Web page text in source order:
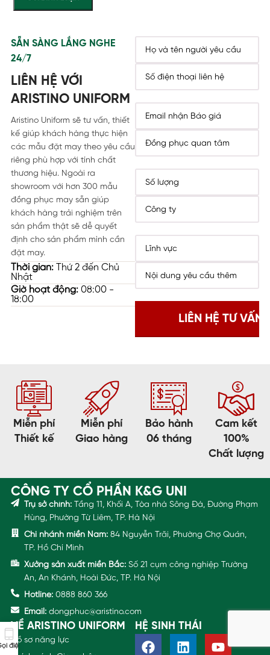
SẴN SÀNG LẮNG NGHE
24/7
LIÊN HỆ VỚI
ARISTINO UNIFORM
Aristino Uniform sẽ tư vấn, thiết
kế giúp khách hàng thực hiện
các mẫu đặt may theo yêu cầu
riêng phù hợp với tính chất
thương hiệu. Ngoài ra
showroom với hơn 300 mẫu
đồng phục may sẵn giúp
khách hàng trải nghiệm trên
sản phẩm thật sẽ dễ quyết
định cho sản phẩm mình cần
đặt may.
Thời gian:Thứ 2 đến Chủ
Nhật
Giờ hoạt động:08:00 -
18:00
Miễn phí
Thiết kế
Miễn phí
Giao hàng
Bảo hành
06 tháng
Cam kết
100%
Chất lượng
CÔNG TY CỔ PHẦN K&G UNI
Trụ sở chính: Tầng 11, Khối A, Tòa nhà Sông Đà, Đường Phạm
Hùng, Phường Từ Liêm, TP. Hà Nội
Chi nhánh miền Nam: 84 Nguyễn Trãi, Phường Chợ Quán,
TP. Hồ Chí Minh
Xưởng sản xuất miền Bắc: Số 21 cụm công nghiệp Trường
An, An Khánh, Hoài Đức, TP. Hà Nội
Hotline: 0888 860 366
Email: dongphuc@aristino.com
VỀ ARISTINO UNIFORM
Hồ sơ năng lực
HỆ SINH THÁI
điện